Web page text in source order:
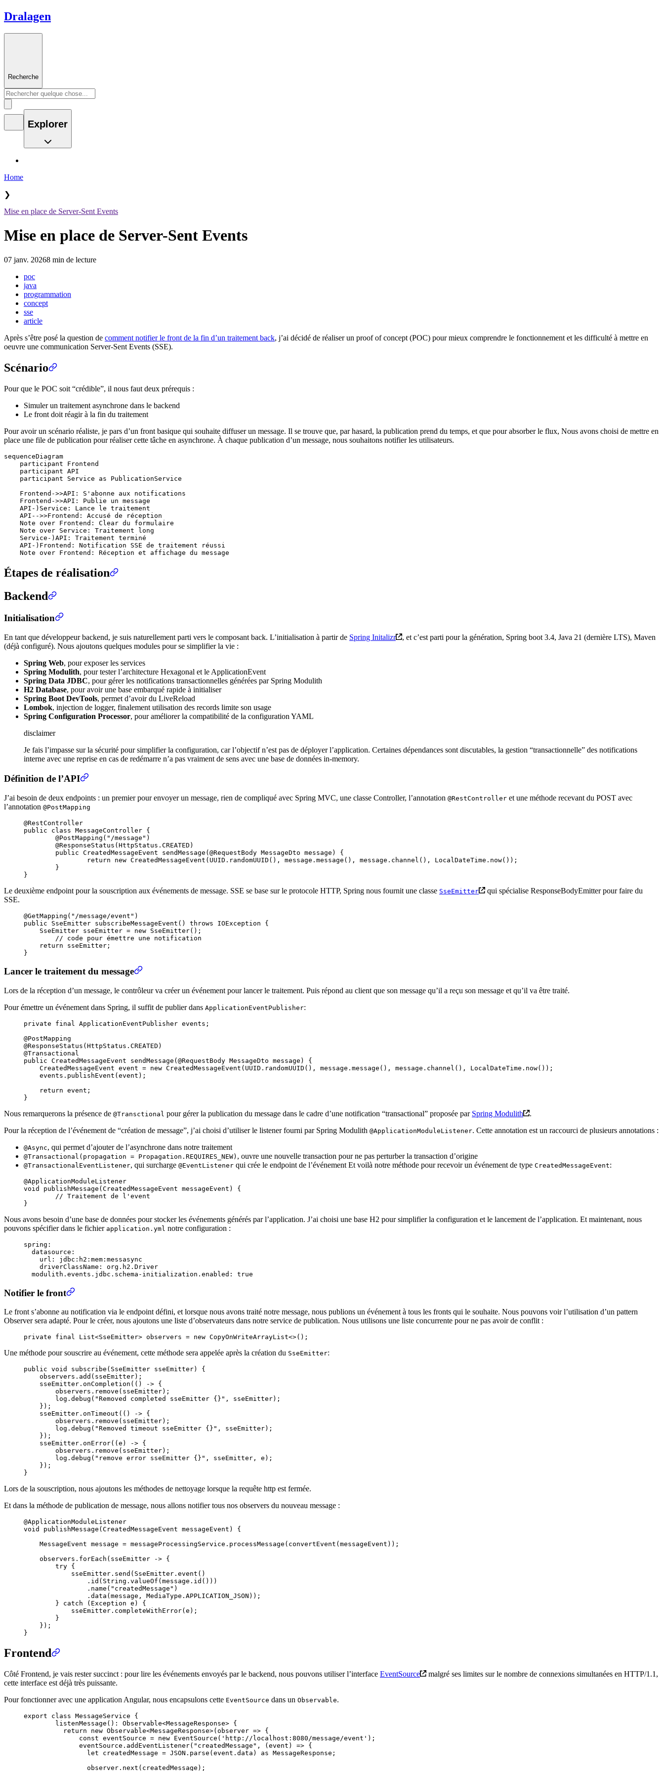
Dralagen
Recherche
Explorer
Home
❯
Mise en place de Server-Sent Events
Mise en place de Server-Sent Events
07 janv. 20268 min de lecture
poc
java
programmation
concept
sse
article
Après s’être posé la question de comment notifier le front de la fin d’un traitement back, j’ai décidé de réaliser un proof of concept (POC) pour mieux comprendre le fonctionnement et les difficulté à mettre en
oeuvre une communication Server-Sent Events (SSE).
Scénario
Pour que le POC soit “crédible”, il nous faut deux prérequis :
Simuler un traitement asynchrone dans le backend
Le front doit réagir à la fin du traitement
Pour avoir un scénario réaliste, je pars d’un front basique qui souhaite diffuser un message. Il se trouve que, par hasard, la publication prend du temps, et que pour absorber le flux, Nous avons choisi de mettre en
place une file de publication pour réaliser cette tâche en asynchrone. À chaque publication d’un message, nous souhaitons notifier les utilisateurs.
sequenceDiagram
    participant Frontend
    participant API
    participant Service as PublicationService
    Frontend->>API: S'abonne aux notifications
    Frontend->>API: Publie un message
    API-)Service: Lance le traitement
    API-->>Frontend: Accusé de réception
    Note over Frontend: Clear du formulaire
    Note over Service: Traitement long
    Service-)API: Traitement terminé
    API-)Frontend: Notification SSE de traitement réussi
Étapes de réalisation
Backend
Initialisation
En tant que développeur backend, je suis naturellement parti vers le composant back. L’initialisation à partir de Spring Initalizr
, et c’est parti pour la génération, Spring boot 3.4, Java 21 (dernière LTS), Maven
(déjà configuré). Nous ajoutons quelques modules pour se simplifier la vie :
Spring Web, pour exposer les services
Spring Modulith, pour tester l’architecture Hexagonal et le ApplicationEvent
Spring Data JDBC, pour gérer les notifications transactionnelles générées par Spring Modulith
H2 Database, pour avoir une base embarqué rapide à initialiser
Spring Boot DevTools, permet d’avoir du LiveReload
Lombok, injection de logger, finalement utilisation des records limite son usage
Spring Configuration Processor, pour améliorer la compatibilité de la configuration YAML
disclaimer
Je fais l’impasse sur la sécurité pour simplifier la configuration, car l’objectif n’est pas de déployer l’application. Certaines dépendances sont discutables, la gestion “transactionnelle” des notifications
interne avec une reprise en cas de redémarre n’a pas vraiment de sens avec une base de données in-memory.
Définition de l’API
J’ai besoin de deux endpoints : un premier pour envoyer un message, rien de compliqué avec Spring MVC, une classe Controller, l’annotation @RestController et une méthode recevant du POST avec
l’annotation @PostMapping
@RestController
public class MessageController {
	@
PostMapping ( " /message " )
	@
ResponseStatus (HttpStatus . CREATED )
	public
CreatedMessageEvent sendMessage (@RequestBody MessageDto message )
{
		return
new CreatedMessageEvent ( UUID . randomUUID (), message . message (), message . channel (), LocalDateTime . now()) ;
	}
}
Le deuxième endpoint pour la souscription aux événements de message. SSE se base sur le protocole HTTP, Spring nous fournit une classe SseEmitter
qui spécialise ResponseBodyEmitter pour faire du
SSE.
@GetMapping ( " /message/event " )
public SseEmitter subscribeMessageEvent () throws IOException {
    SseEmitter
sseEmitter = new SseEmitter() ;
	//
code pour émettre une notification
    return
sseEmitter ;
}
Lancer le traitement du message
Lors de la réception d’un message, le contrôleur va créer un événement pour lancer le traitement. Puis répond au client que son message qu’il a reçu son message et qu’il va être traité.
Pour émettre un événement dans Spring, il suffit de publier dans ApplicationEventPublisher:
private final ApplicationEventPublisher events ;
@PostMapping
@ResponseStatus ( HttpStatus . CREATED )
@Transactional
public CreatedMessageEvent sendMessage (@RequestBody MessageDto message )
{
    CreatedMessageEvent
event = new CreatedMessageEvent ( UUID . randomUUID (), message . message (), message . channel (), LocalDateTime . now()) ;
    events
. publishEvent ( event ) ;
    return
event ;
}
Nous remarquerons la présence de @Transctional pour gérer la publication du message dans le cadre d’une notification “transactional” proposée par Spring Modulith
.
Pour la réception de l’événement de “création de message”, j’ai choisi d’utiliser le listener fourni par Spring Modulith @ApplicationModuleListener. Cette annotation est un raccourci de plusieurs annotations :
@Async, qui permet d’ajouter de l’asynchrone dans notre traitement
@Transactional(propagation = Propagation.REQUIRES_NEW) , ouvre une nouvelle transaction pour ne pas perturber la transaction d’origine
@TransactionalEventListener, qui surcharge @EventListener qui crée le endpoint de l’événement Et voilà notre méthode pour recevoir un événement de type CreatedMessageEvent:
@ApplicationModuleListener
void
publishMessage ( CreatedMessageEvent messageEvent )
{
	//
Traitement de l'event
}
Nous avons besoin d’une base de données pour stocker les événements générés par l’application. J’ai choisi une base H2 pour simplifier la configuration et le lancement de l’application. Et maintenant, nous
pouvons spécifier dans le fichier application.yml notre configuration :
spring :
  datasource
:
    url
:
jdbc:h2:mem:messasync
    driverClassName
:
org.h2.Driver
  modulith.events.jdbc.schema-initialization.enabled
: true
Notifier le front
Le front s’abonne au notification via le endpoint défini, et lorsque nous avons traité notre message, nous publions un événement à tous les fronts qui le souhaite. Nous pouvons voir l’utilisation d’un pattern
Observer sera adapté. Pour le créer, nous ajoutons une liste d’observateurs dans notre service de publication. Nous utilisons une liste concurrente pour ne pas avoir de conflit :
private final List<SseEmitter> observers = new CopyOnWriteArrayList<>() ;
Une méthode pour souscrire au événement, cette méthode sera appelée après la création du SseEmitter:
public void subscribe ( SseEmitter sseEmitter)
{
    observers
. add ( sseEmitter) ;
    sseEmitter
. onCompletion (() -> {
        observers
. remove ( sseEmitter) ;
        log
. debug ( "Removed completed sseEmitter {} " , sseEmitter) ;
    })
;
    sseEmitter
. onTimeout (() -> {
        observers
. remove ( sseEmitter) ;
        log
. debug ( "Removed timeout sseEmitter {} " , sseEmitter) ;
    })
;
    sseEmitter
. onError(( e ) -> {
        observers
. remove ( sseEmitter) ;
        log
. debug ( " remove error sseEmitter {} " , sseEmitter , e ) ;
    })
;
}
Lors de la souscription, nous ajoutons les méthodes de nettoyage lorsque la requête http est fermée.
Et dans la méthode de publication de message, nous allons notifier tous nos observers du nouveau message :
@ApplicationModuleListener
void
publishMessage ( CreatedMessageEvent messageEvent )
{
    MessageEvent
message = messageProcessingService . processMessage ( convertEvent ( messageEvent )) ;
    observers
. forEach ( sseEmitter -> {
        try
{
            sseEmitter
. send ( SseEmitter . event ()
                .
id ( String . valueOf ( message . id ()))
                .
name ( " createdMessage " )
                .
data ( message , MediaType . APPLICATION_JSON )) ;
        }
catch ( Exception e )
{
            sseEmitter
. completeWithError( e ) ;
        }
    })
;
}
Frontend
Côté Frontend, je vais rester succinct : pour lire les événements envoyés par le backend, nous pouvons utiliser l’interface EventSource
malgré ses limites sur le nombre de connexions simultanées en HTTP/1.1,
cette interface est déjà très puissante.
Pour fonctionner avec une application Angular, nous encapsulons cette EventSource dans un Observable.
export class MessageService {
	listenMessage
() : Observable<MessageResponse> {
	  return
new Observable<MessageResponse>( observer => {
	      const
eventSource = new EventSource ( ' http://localhost:8080/message/event ' ) ;
	      eventSource
. addEventListener( " createdMessage " , ( event ) => {
	        let
createdMessage = JSON . parse ( event . data ) as MessageResponse ;
	        observer
. next ( createdMessage ) ;